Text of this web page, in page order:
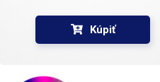
Kúpiť